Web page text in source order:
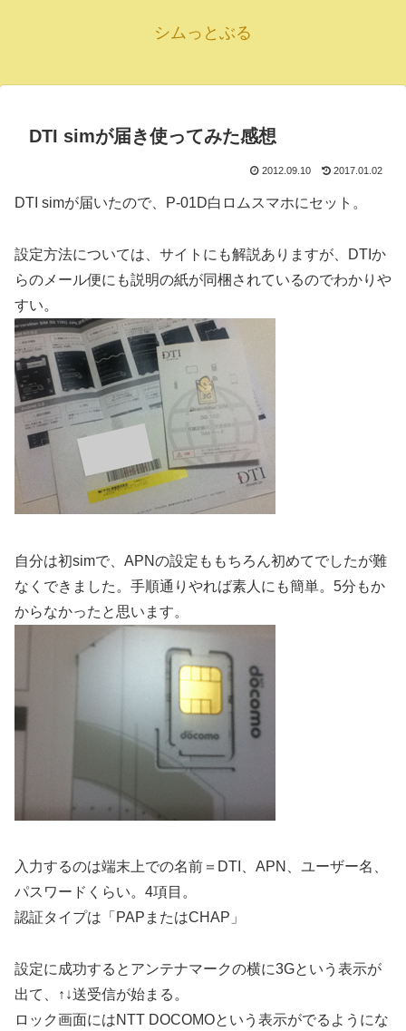
シムっとぶる
DTI simが届き使ってみた感想
2012.09.10 2017.01.02
DTI simが届いたので、P-01D白ロムスマホにセット。
設定方法については、サイトにも解説ありますが、DTIか
らのメール便にも説明の紙が同梱されているのでわかりや
すい。
自分は初simで、APNの設定ももちろん初めてでしたが難
なくできました。手順通りやれば素人にも簡単。5分もか
からなかったと思います。
入力するのは端末上での名前＝DTI、APN、ユーザー名、
パスワードくらい。4項目。
認証タイプは「PAPまたはCHAP」
設定に成功するとアンテナマークの横に3Gという表示が
出て、↑↓送受信が始まる。
ロック画面にはNTT DOCOMOという表示がでるようにな